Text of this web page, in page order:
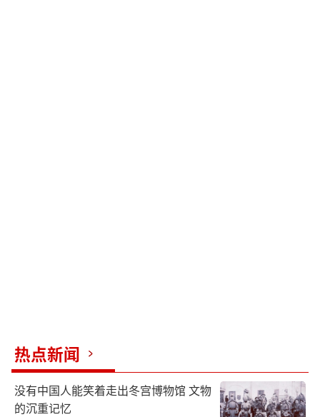
热点新闻
没有中国人能笑着走出冬宫博物馆 文物
的沉重记忆